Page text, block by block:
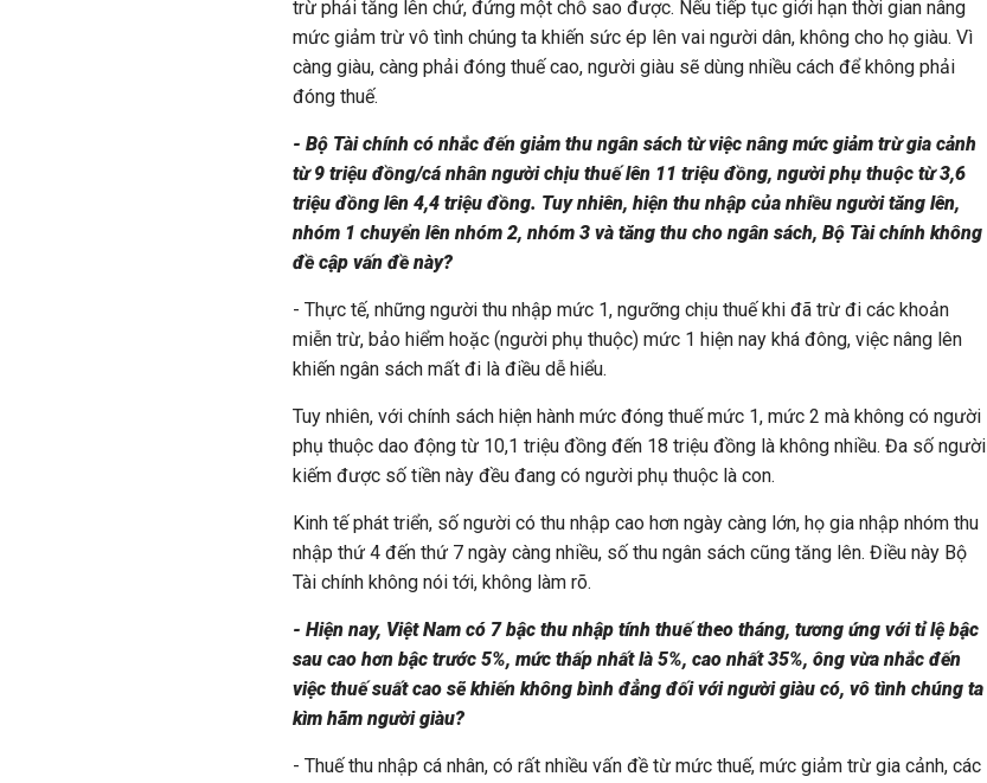
trừ phải tăng lên chứ, đứng một chỗ sao được. Nếu tiếp tục giới hạn thời gian nâng
mức giảm trừ vô tình chúng ta khiến sức ép lên vai người dân, không cho họ giàu. Vì
càng giàu, càng phải đóng thuế cao, người giàu sẽ dùng nhiều cách để không phải
đóng thuế.
- Bộ Tài chính có nhắc đến giảm thu ngân sách từ việc nâng mức giảm trừ gia cảnh
từ 9 triệu đồng/cá nhân người chịu thuế lên 11 triệu đồng, người phụ thuộc từ 3,6
triệu đồng lên 4,4 triệu đồng. Tuy nhiên, hiện thu nhập của nhiều người tăng lên,
nhóm 1 chuyển lên nhóm 2, nhóm 3 và tăng thu cho ngân sách, Bộ Tài chính không
đề cập vấn đề này?
- Thực tế, những người thu nhập mức 1, ngưỡng chịu thuế khi đã trừ đi các khoản
miễn trừ, bảo hiểm hoặc (người phụ thuộc) mức 1 hiện nay khá đông, việc nâng lên
khiến ngân sách mất đi là điều dễ hiểu.
Tuy nhiên, với chính sách hiện hành mức đóng thuế mức 1, mức 2 mà không có người
phụ thuộc dao động từ 10,1 triệu đồng đến 18 triệu đồng là không nhiều. Đa số người
kiếm được số tiền này đều đang có người phụ thuộc là con.
Kinh tế phát triển, số người có thu nhập cao hơn ngày càng lớn, họ gia nhập nhóm thu
nhập thứ 4 đến thứ 7 ngày càng nhiều, số thu ngân sách cũng tăng lên. Điều này Bộ
Tài chính không nói tới, không làm rõ.
- Hiện nay, Việt Nam có 7 bậc thu nhập tính thuế theo tháng, tương ứng với tỉ lệ bậc
sau cao hơn bậc trước 5%, mức thấp nhất là 5%, cao nhất 35%, ông vừa nhắc đến
việc thuế suất cao sẽ khiến không bình đẳng đối với người giàu có, vô tình chúng ta
kìm hãm người giàu?
- Thuế thu nhập cá nhân, có rất nhiều vấn đề từ mức thuế, mức giảm trừ gia cảnh, các